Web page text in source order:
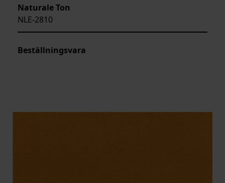
Naturale Ton
NLE-2810
Beställningsvara